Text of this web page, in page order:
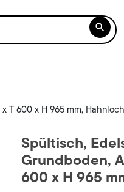

T 600 x H 965 mm,
Spültisch,
Grundboden,
600 x H 965